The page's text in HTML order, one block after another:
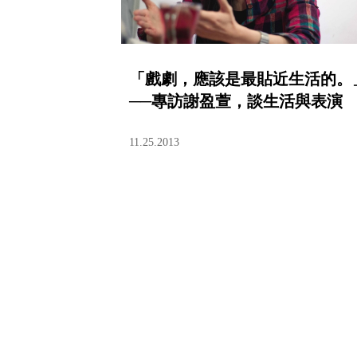
「戲劇，應該是最貼近生活的。
──專訪謝盈萱，談生活與表演
11.25.2013